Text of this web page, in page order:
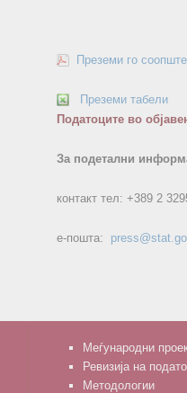
Преземи го
Преземи табели
Податоците во
За подетални
контакт тел: +389 2
е-пошта:
Меѓународни
Ревизија на
Методологии